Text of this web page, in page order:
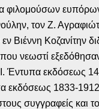
φιλομούσων
τον Ζ.
Βιέννη Κοζανίτην
νεωστί
Ι. Έντυπα εκδόσεως
εκδόσεως 1833-
συγγραφείς και